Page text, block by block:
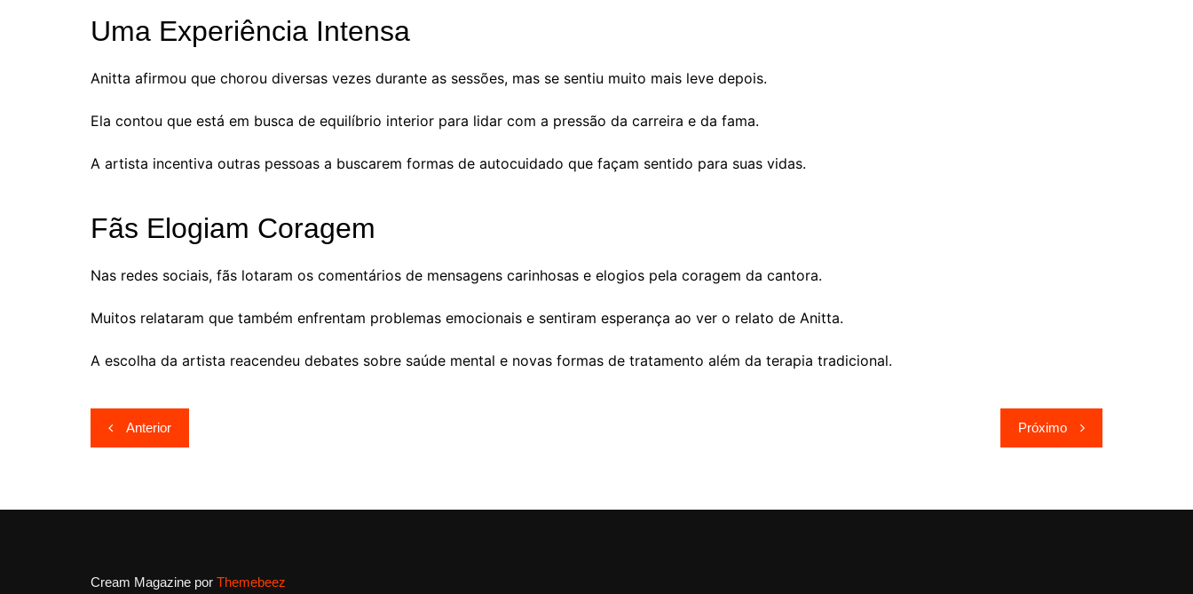
Uma Experiência Intensa
Anitta afirmou que chorou diversas vezes durante as sessões, mas se sentiu muito mais leve depois.
Ela contou que está em busca de equilíbrio interior para lidar com a pressão da carreira e da fama.
A artista incentiva outras pessoas a buscarem formas de autocuidado que façam sentido para suas vidas.
Fãs Elogiam Coragem
Nas redes sociais, fãs lotaram os comentários de mensagens carinhosas e elogios pela coragem da cantora.
Muitos relataram que também enfrentam problemas emocionais e sentiram esperança ao ver o relato de Anitta.
A escolha da artista reacendeu debates sobre saúde mental e novas formas de tratamento além da terapia tradicional.
Navegação
de
Anterior Próximo
Cream Magazine por Themebeez